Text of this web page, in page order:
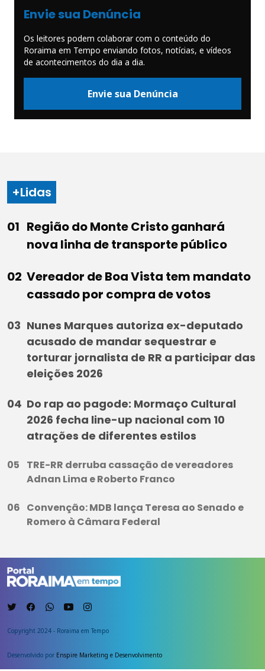
Envie sua Denúncia
Os leitores podem colaborar com o conteúdo do
Roraima em Tempo enviando fotos, notícias, e vídeos
de acontecimentos do dia a dia.
Envie sua Denúncia
+Lidas
Região do Monte Cristo ganhará
nova linha de transporte público
Vereador de Boa Vista tem mandato
cassado por compra de votos
Nunes Marques autoriza ex-deputado
acusado de mandar sequestrar e
torturar jornalista de RR a participar das
eleições 2026
Do rap ao pagode: Mormaço Cultural
2026 fecha line-up nacional com 10
atrações de diferentes estilos
TRE-RR derruba cassação de vereadores
Adnan Lima e Roberto Franco
Convenção: MDB lança Teresa ao Senado e
Romero à Câmara Federal
Copyright 2024 - Roraima em Tempo
Desenvolvido por Enspire Marketing e Desenvolvimento